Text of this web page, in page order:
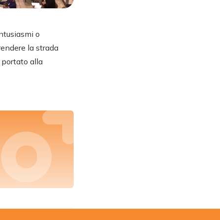
o
la strada
portato alla